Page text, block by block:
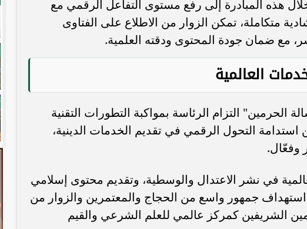
هذه المبادرة إلى رفع مستوى التفاعل الرقمي مع
متكاملة، تمكن الزوار من الاطلاع على الفتاوى
مع ضمان جودة المحتوى ودقته العلمية.
العالمية
الحرمين" التزام الرئاسة بمواكبة التطورات التقنية
التحول الرقمي في تقديم الخدمات الدينية،
وفعّال.
في نشر الاعتدال والوسطية، وتقديم محتوى إسلامي
جمهور واسع من الحجاج والمعتمرين والزوار من
الشريفين كمركز عالمي للعلم الشرعي والقيم